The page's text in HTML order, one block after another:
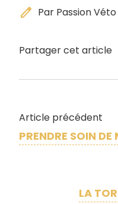
edit Par Passion Véto
Partager cet article
Article précédent
PRENDRE SOIN
LA